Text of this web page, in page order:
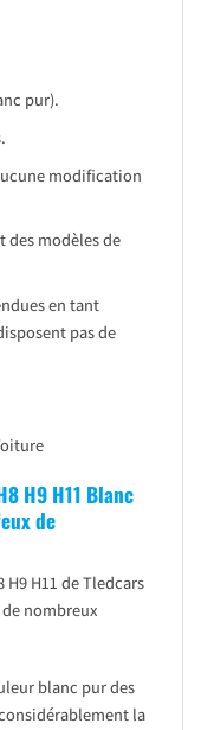
pur).
modification
modèles de
en tant
pas de
H9 H11 Blanc
de
H11 de Tledcars
nombreux
blanc pur des
la